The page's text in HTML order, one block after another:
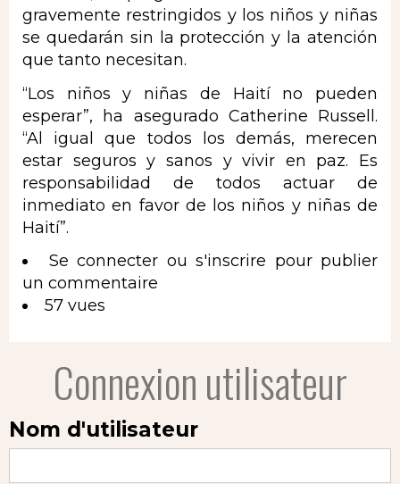
gravemente restringidos y los niños y niñas
se quedarán sin la protección y la atención
que tanto necesitan.
“Los niños y niñas de Haití no pueden
esperar”, ha asegurado Catherine Russell.
“Al igual que todos los demás, merecen
estar seguros y sanos y vivir en paz. Es
responsabilidad de todos actuar de
inmediato en favor de los niños y niñas de
Haití”.
Se connecter ou s'inscrire pour publier
un commentaire
57 vues
Connexion utilisateur
Nom d'utilisateur